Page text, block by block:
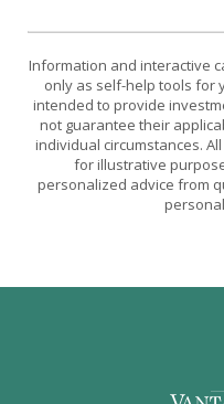
Information and interactive
only as self-help tools for
intended to provide
not guarantee their
individual circumstances.
for illustrative
personalized advice from